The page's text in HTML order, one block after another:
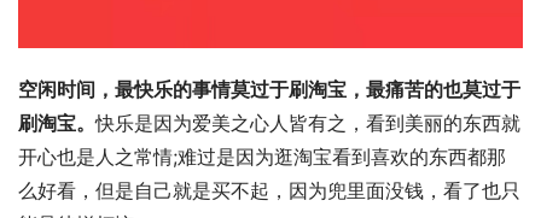
空闲时间，最快乐的事情莫过于刷淘宝，最痛苦的也莫过于
刷淘宝。快乐是因为爱美之心人皆有之，看到美丽的东西就
开心也是人之常情;难过是因为逛淘宝看到喜欢的东西都那
么好看，但是自己就是买不起，因为兜里面没钱，看了也只